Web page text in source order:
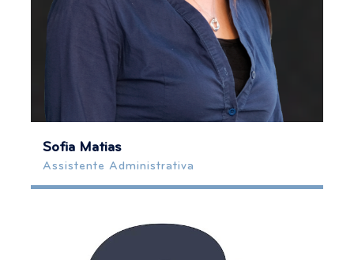
Sofia Matias
Assistente Administrativa
assistente.equipagameiro@gmail.com